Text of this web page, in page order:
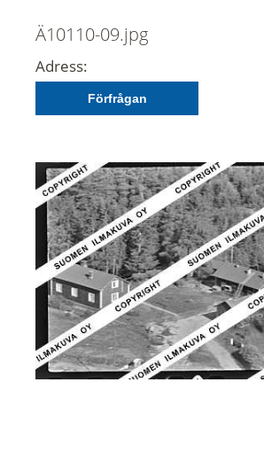
Ä10110-09.jpg
Adress:
Förfrågan